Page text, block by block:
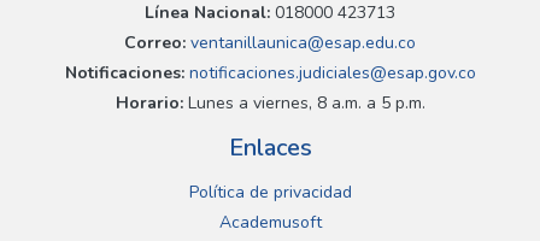
Línea Nacional: 018000 423713
Correo: ventanillaunica@esap.edu.co
Notificaciones:notificaciones.judiciales@esap.gov.co
Horario:Lunes a viernes, 8 a.m. a 5 p.m.
Enlaces
Política de privacidad
Academusoft